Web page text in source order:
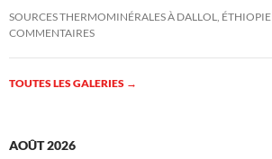
SOURCES THERMOMINÉRALES À DALLOL, ÉTHIOPIE
COMMENTAIRES
TOUTES LES GALERIES →
AOÛT 2026